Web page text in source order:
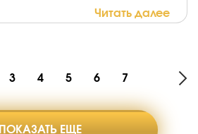
Читать далее
3 4 5 6 7
ПОКАЗАТЬ ЕЩЕ